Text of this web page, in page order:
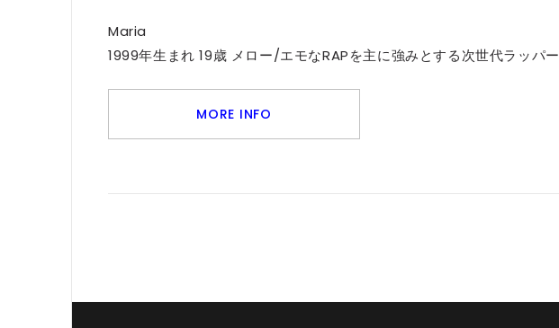
Maria
1999年生まれ 19歳 メロー/エモなRAPを主に強みとする次世代ラッパー
MORE INFO